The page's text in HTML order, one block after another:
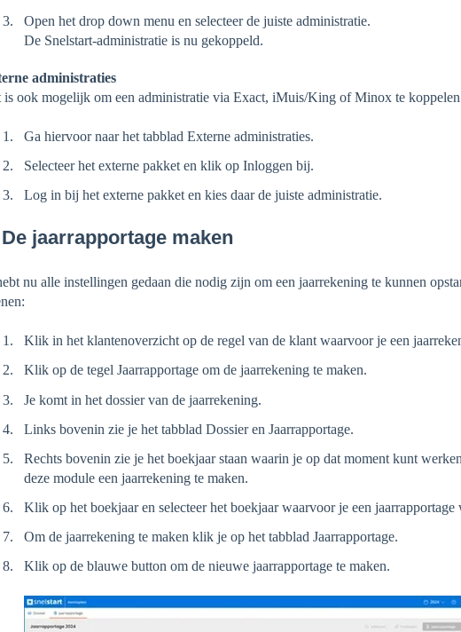
Open het drop down menu en selecteer de juiste administratie.
De Snelstart-administratie is nu gekoppeld.
administraties
is ook mogelijk om een administratie via Exact, iMuis/King of Minox te
Ga hiervoor naar het tabblad Externe administraties.
Selecteer het externe pakket en klik op Inloggen bij.
Log in bij het externe pakket en kies daar de juiste administratie.
jaarrapportage maken
nu alle instellingen gedaan die nodig zijn om een jaarrekening te kunnen
Klik in het klantenoverzicht op de regel van de klant waarvoor je een
Klik op de tegel Jaarrapportage om de jaarrekening te maken.
Je komt in het dossier van de jaarrekening.
Links bovenin zie je het tabblad Dossier en Jaarrapportage.
Rechts bovenin zie je het boekjaar staan waarin je op dat moment kunt
deze module een jaarrekening te maken.
Klik op het boekjaar en selecteer het boekjaar waarvoor je een jaarrapportage
Om de jaarrekening te maken klik je op het tabblad Jaarrapportage.
Klik op de blauwe button om de nieuwe jaarrapportage te maken.